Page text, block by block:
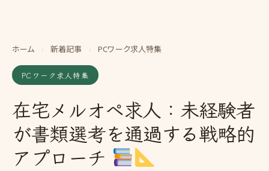
ホーム › 新着記事 › PCワーク求人特集
PCワーク求人特集
在宅メルオペ求人：未経験者
が書類選考を通過する戦略的
アプローチ